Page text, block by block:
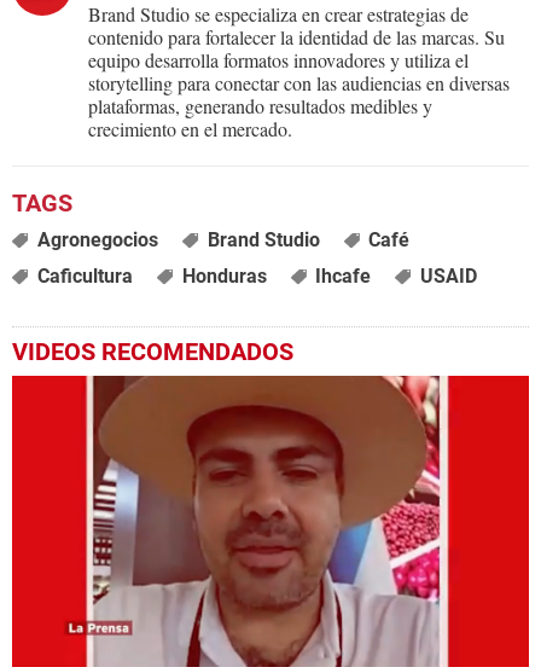
Brand Studio se especializa en crear estrategias de
contenido para fortalecer la identidad de las marcas. Su
equipo desarrolla formatos innovadores y utiliza el
storytelling para conectar con las audiencias en diversas
plataformas, generando resultados medibles y
crecimiento en el mercado.
Agronegocios Brand Studio
Café
Caficultura
Honduras Ihcafe USAID
VIDEOS RECOMENDADOS